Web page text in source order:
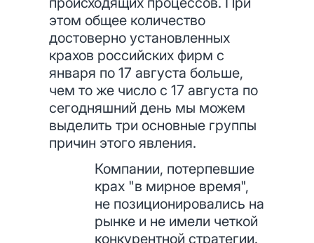
этом общее количество
достоверно установленных
крахов российских фирм с
января по 17 августа больше,
чем то же число с 17 августа по
сегодняшний день мы можем
выделить три основные группы
причин этого явления.
Компании, потерпевшие
крах "в мирное время",
не позиционировались на
рынке и не имели четкой
конкурентной стратегии.